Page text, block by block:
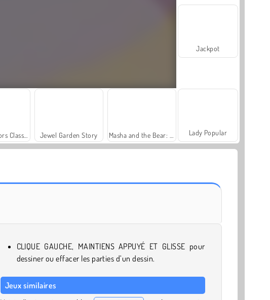
Jewel Garden Story
Jackpot
Lady Popular
CLIQUE GAUCHE, MAINTIENS APPUYÉ ET GLISSE pour
dessiner ou effacer les parties d’un dessin.
Jeux similaires